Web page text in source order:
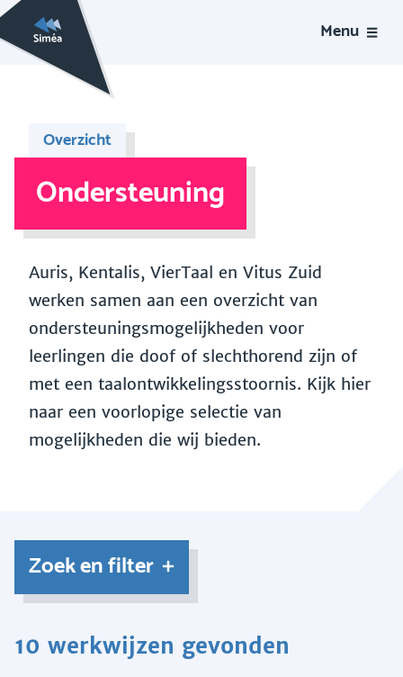
Menu
Overzicht
Ondersteuning
Auris, Kentalis, VierTaal en Vitus Zuid
werken samen aan een overzicht van
ondersteuningsmogelijkheden voor
leerlingen die doof of slechthorend zijn of
met een taalontwikkelingsstoornis. Kijk hier
naar een voorlopige selectie van
mogelijkheden die wij bieden.
Zoek en filter
10 werkwijzen gevonden